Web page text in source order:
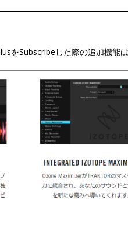
をSubscribeした際の追加機能は